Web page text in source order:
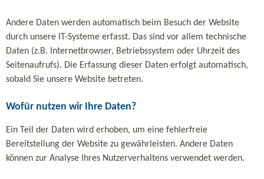
Andere Daten werden automatisch beim Besuch der Website
durch unsere IT-Systeme erfasst. Das sind vor allem technische
Daten (z.B. Internetbrowser, Betriebssystem oder Uhrzeit des
Seitenaufrufs). Die Erfassung dieser Daten erfolgt automatisch,
sobald Sie unsere Website betreten.
Wofür nutzen wir Ihre Daten?
Ein Teil der Daten wird erhoben, um eine fehlerfreie
Bereitstellung der Website zu gewährleisten. Andere Daten
können zur Analyse Ihres Nutzerverhaltens verwendet werden.